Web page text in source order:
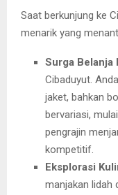
Saat berkunjung ke
menarik yang
Surga Belanja
Cibaduyut.
jaket, bahkan
bervariasi,
pengrajin
kompetitif.
Eksplorasi
manjakan lidah